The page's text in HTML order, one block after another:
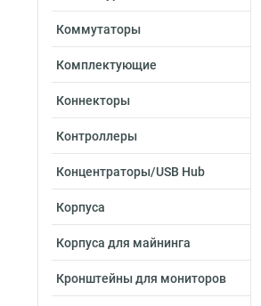
Коммутаторы
Комплектующие
Коннекторы
Контроллеры
Концентраторы/USB Hub
Корпуса
Корпуса для майнинга
Кронштейны для мониторов